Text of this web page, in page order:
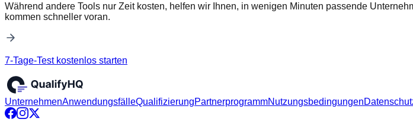
Während andere Tools nur Zeit kosten, helfen wir Ihnen, in wenigen Minuten passende
kommen schneller voran.
7-Tage-Test kostenlos starten
UnternehmenAnwendungsfälleQualifizierungPartnerprogrammNutzungsbedingungen